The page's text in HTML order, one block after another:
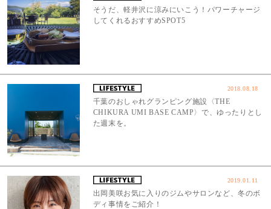
そうだ、軽井沢に涼みにいこう！パワーチャージ
してくれるおすすめSPOT5
2018.08.18
千葉のおしゃれグランピング施設〈THE
CHIKURA UMI BASE CAMP〉で、ゆったりとし
た週末を。
2019.01.11
出岡美咲お気に入りのジムやサロンなど、冬のボ
ディ事情をご紹介！